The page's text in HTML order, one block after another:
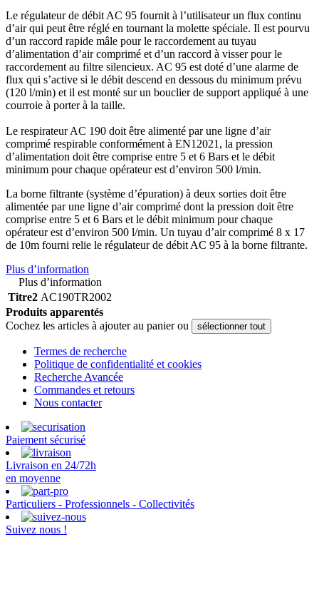
Le régulateur de débit AC 95 fournit à l’utilisateur un flux continu
d’air qui peut être réglé en tournant la molette spéciale. Il est pourvu
d’un raccord rapide mâle pour le raccordement au tuyau
d’alimentation d’air comprimé et d’un raccord à visser pour le
raccordement au filtre silencieux. AC 95 est doté d’une alarme de
flux qui s’active si le débit descend en dessous du minimum prévu
(120 l/min) et il est monté sur un bouclier de support appliqué à une
courroie à porter à la taille.
Le respirateur AC 190 doit être alimenté par une ligne d’air
comprimé respirable conformément à EN12021, la pression
d’alimentation doit être comprise entre 5 et 6 Bars et le débit
minimum pour chaque opérateur est d’environ 500 l/min.
La borne filtrante (système d’épuration) à deux sorties doit être
alimentée par une ligne d’air comprimé dont la pression doit être
comprise entre 5 et 6 Bars et le débit minimum pour chaque
opérateur est d’environ 500 l/min. Un tuyau d’air comprimé 8 x 17
de 10m fourni relie le régulateur de débit AC 95 à la borne filtrante.
Plus d’information
Plus d’information
Titre2 AC190TR2002
Produits apparentés
Cochez les articles à ajouter au panier ou
sélectionner tout
Termes de recherche
Politique de confidentialité et cookies
Recherche Avancée
Commandes et retours
Nous contacter
Paiement sécurisé
Livraison en 24/72h
en moyenne
Particuliers - Professionnels - Collectivités
Suivez nous !